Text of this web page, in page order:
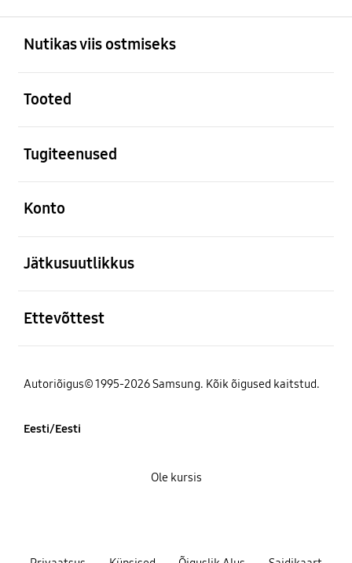
Nutikas viis ostmiseks
Tooted
Tugiteenused
Konto
Jätkusuutlikkus
Ettevõttest
Autoriõigus© 1995-2026 Samsung. Kõik õigused kaitstud.
Eesti/Eesti
Ole kursis